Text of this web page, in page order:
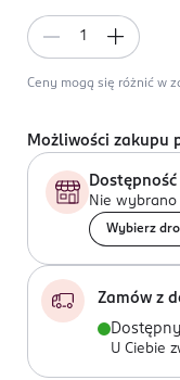
Ceny mogą się różnić w
Możliwości zakupu
Nie
Wybierz
Zamów z
Dostępny
U Ciebie